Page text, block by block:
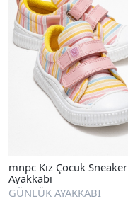
mnpc Kız Çocuk Sneaker
Ayakkabı
GÜNLÜK AYAKKABI